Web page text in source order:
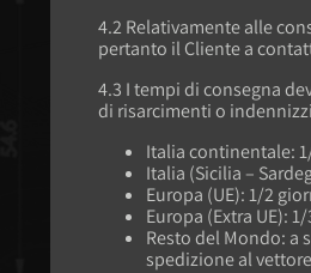
4.2 Relativamente alle
pertanto il Cliente a
4.3 I tempi di consegna
di risarcimenti o
Italia continentale:
Italia (Sicilia –
Europa (UE): 1/2
Europa (Extra UE):
Resto del Mondo: a
spedizione al